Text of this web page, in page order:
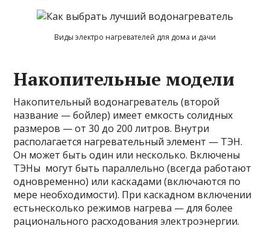
Виды электро нагревателей для дома и дачи
Накопительные модели
Накопительный водонагреватель (второй
название — бойлер) имеет емкость солидных
размеров — от 30 до 200 литров. Внутри
располагается нагревательный элемент — ТЭН.
Он может быть один или несколько. Включены
ТЭНы могут быть параллельно (всегда работают
одновременно) или каскадами (включаются по
мере необходимости). При каскадном включении
естьнесколько режимов нагрева — для более
рационального расходования электроэнергии.